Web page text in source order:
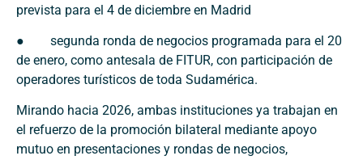
prevista para el 4 de diciembre en Madrid
● segunda ronda de negocios programada para el 20
de enero, como antesala de FITUR, con participación de
operadores turísticos de toda Sudamérica.
Mirando hacia 2026, ambas instituciones ya trabajan en
el refuerzo de la promoción bilateral mediante apoyo
mutuo en presentaciones y rondas de negocios,